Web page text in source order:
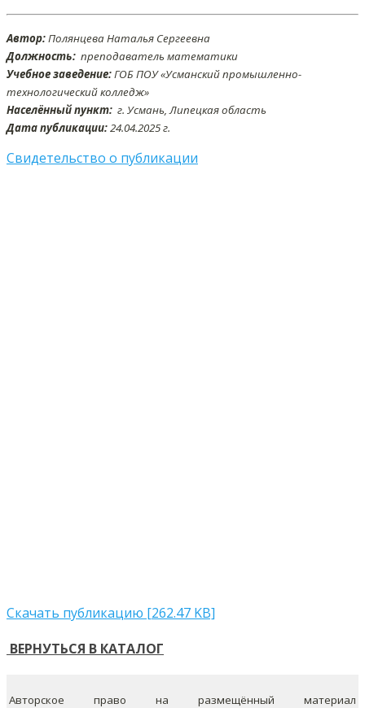
Автор:Полянцева Наталья Сергеевна
Должность: преподаватель математики
Учебное заведение:ГОБ ПОУ «Усманский промышленно-
технологический колледж»
Населённый пункт: г. Усмань, Липецкая область
Дата публикации:24.04.2025 г.
Свидетельство о публикации
Скачать публикацию [262.47 KB]
ВЕРНУТЬСЯ В КАТАЛОГ
Авторское право на размещённый материал